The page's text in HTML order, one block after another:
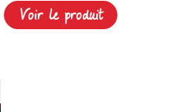
Voir le produit